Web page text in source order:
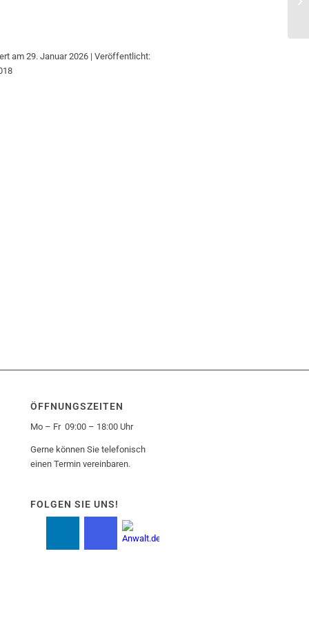
am 29. Januar 2026 | Veröffentlicht:
ÖFFNUNGSZEITEN
Mo – Fr 09:00 – 18:00 Uhr
Gerne können Sie telefonisch
einen Termin vereinbaren.
FOLGEN SIE UNS!